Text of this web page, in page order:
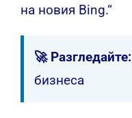
на новия Bing.“
🚀 Разгледайте:
бизнеса